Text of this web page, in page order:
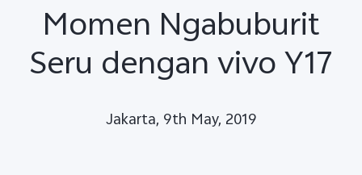
Akun Saya
Momen Ngabuburit
Seru dengan vivo Y17
Jakarta, 9th May, 2019